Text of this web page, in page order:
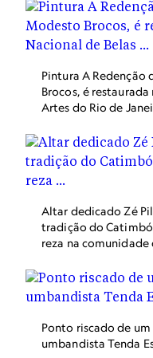
de Janeiro.
obras de renovação
o local recebeu
trazidos da África.
Pintura A Redenção
Brocos, é
Artes do Rio de
representar o Brasil
Internacional das
que, com a
população brasileira
da mesma família,
ilustrava o artigo
pensamento racista
Altar dedicado Zé
tradição do
reza na comunidade
Ponto riscado de
umbandista Tenda